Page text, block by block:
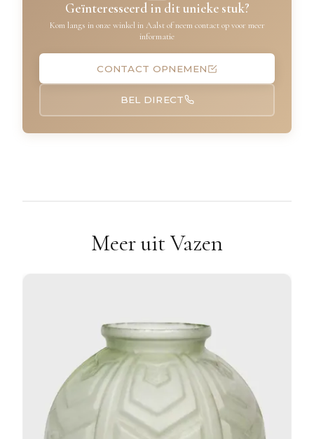
Geïnteresseerd in dit unieke stuk?
Kom langs in onze winkel in Aalst of neem contact op voor meer
informatie
CONTACT OPNEMEN
BEL DIRECT
Meer uit Vazen